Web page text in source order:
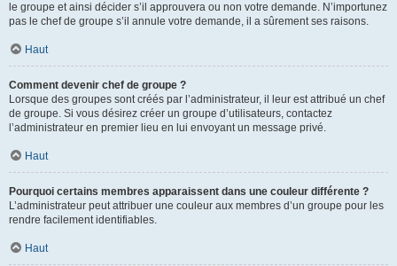
le groupe et ainsi décider s’il approuvera ou non votre demande. N’importunez
pas le chef de groupe s’il annule votre demande, il a sûrement ses raisons.
Haut
Comment devenir chef de groupe ?
Lorsque des groupes sont créés par l’administrateur, il leur est attribué un chef
de groupe. Si vous désirez créer un groupe d’utilisateurs, contactez
l’administrateur en premier lieu en lui envoyant un message privé.
Haut
Pourquoi certains membres apparaissent dans une couleur différente ?
L’administrateur peut attribuer une couleur aux membres d’un groupe pour les
rendre facilement identifiables.
Haut